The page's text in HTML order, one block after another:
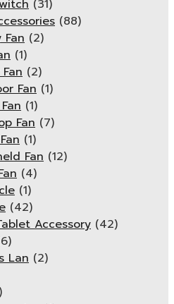
(31)
(88)
Fan (2)
(1)
(2)
Fan (1)
(1)
Fan (7)
(1)
Fan (12)
(4)
(1)
(42)
Accessory (42)
Lan (2)